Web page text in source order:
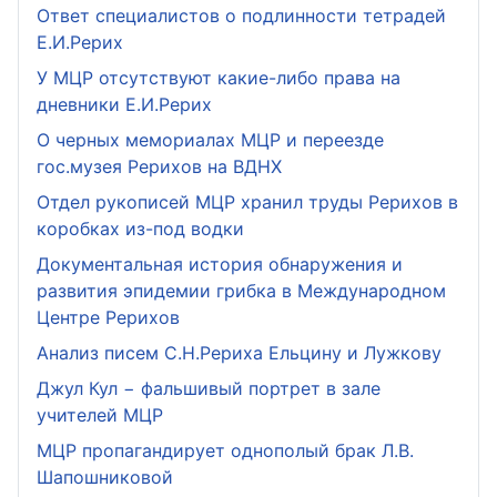
Ответ специалистов о подлинности тетрадей
Е.И.Рерих
У МЦР отсутствуют какие-либо права на
дневники Е.И.Рерих
О черных мемориалах МЦР и переезде
гос.музея Рерихов на ВДНХ
Отдел рукописей МЦР хранил труды Рерихов в
коробках из-под водки
Документальная история обнаружения и
развития эпидемии грибка в Международном
Центре Рерихов
Анализ писем С.Н.Рериха Ельцину и Лужкову
Джул Кул − фальшивый портрет в зале
учителей МЦР
МЦР пропагандирует однополый брак Л.В.
Шапошниковой